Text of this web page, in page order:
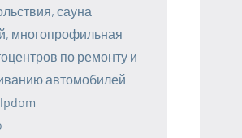
сауна
многопрофильная
по ремонту и
автомобилей